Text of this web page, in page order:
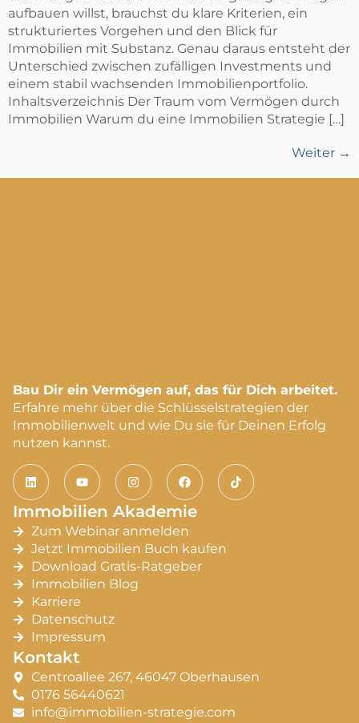
aufbauen willst, brauchst du klare Kriterien, ein
strukturiertes Vorgehen und den Blick für
Immobilien mit Substanz. Genau daraus entsteht der
Unterschied zwischen zufälligen Investments und
einem stabil wachsenden Immobilienportfolio.
Inhaltsverzeichnis Der Traum vom Vermögen durch
Immobilien Warum du eine Immobilien Strategie […]
Weiter →
Bau Dir ein Vermögen auf, das für Dich arbeitet.
Erfahre mehr über die Schlüsselstrategien der
Immobilienwelt und wie Du sie für Deinen Erfolg
nutzen kannst.
Immobilien Akademie
Zum Webinar anmelden
Jetzt Immobilien Buch kaufen
Download Gratis-Ratgeber
Immobilien Blog
Karriere
Datenschutz
Impressum
Kontakt
Centroallee 267, 46047 Oberhausen
0176 56440621
info@immobilien-strategie.com